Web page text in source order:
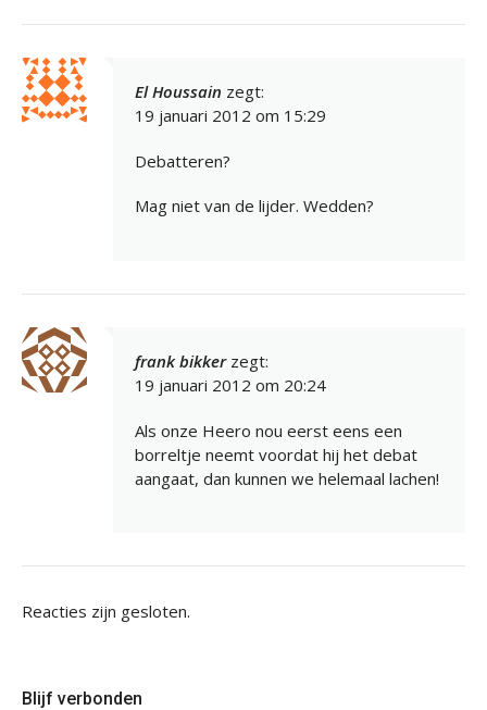
El Houssain zegt:
19 januari 2012 om 15:29
Debatteren?
Mag niet van de lijder. Wedden?
frank bikker zegt:
19 januari 2012 om 20:24
Als onze Heero nou eerst eens een
borreltje neemt voordat hij het debat
aangaat, dan kunnen we helemaal lachen!
Reacties zijn gesloten.
Blijf verbonden